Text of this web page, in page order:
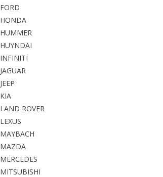
FORD
HONDA
HUMMER
HUYNDAI
INFINITI
JAGUAR
JEEP
KIA
LAND ROVER
LEXUS
MAYBACH
MAZDA
MERCEDES
MITSUBISHI